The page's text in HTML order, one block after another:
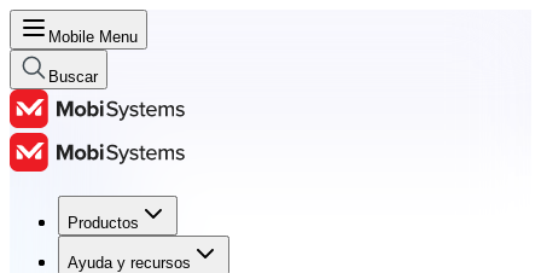
Mobile Menu
Buscar
Productos
Ayuda y recursos
Productos
Ayuda y recursos